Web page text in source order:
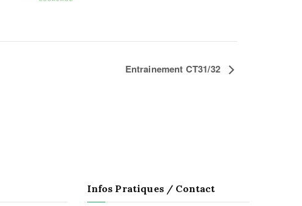
Entrainement CT31/32
Infos Pratiques / Contact